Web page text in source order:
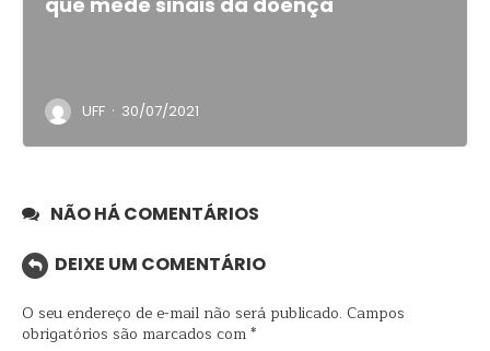
UFF · 30/07/2021
NÃO HÁ COMENTÁRIOS
DEIXE UM COMENTÁRIO
O seu endereço de e-mail não será publicado. Campos
obrigatórios são marcados com*